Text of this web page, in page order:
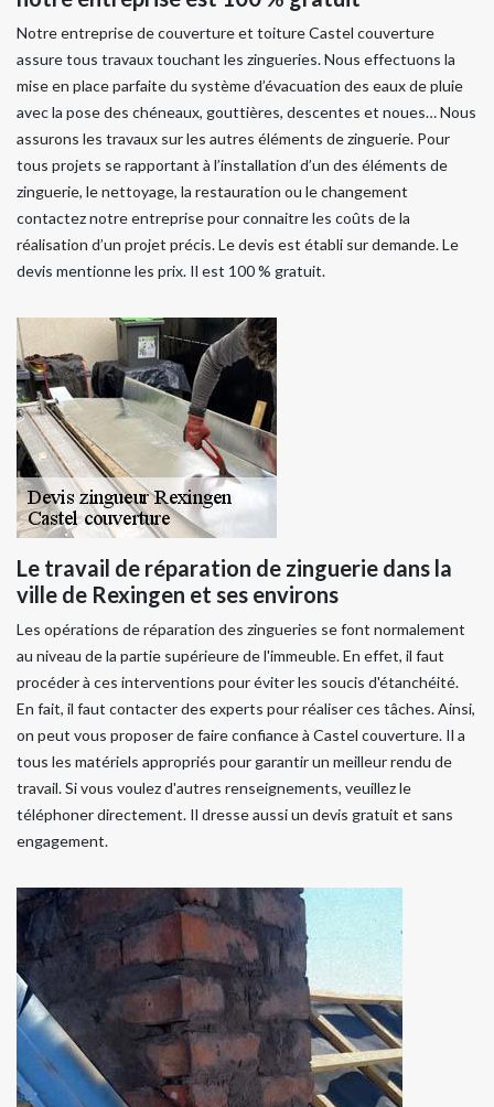
Notre entreprise de couverture et toiture Castel couverture
assure tous travaux touchant les zingueries. Nous effectuons la
mise en place parfaite du système d’évacuation des eaux de pluie
avec la pose des chéneaux, gouttières, descentes et noues… Nous
assurons les travaux sur les autres éléments de zinguerie. Pour
tous projets se rapportant à l’installation d’un des éléments de
zinguerie, le nettoyage, la restauration ou le changement
contactez notre entreprise pour connaitre les coûts de la
réalisation d’un projet précis. Le devis est établi sur demande. Le
devis mentionne les prix. Il est 100 % gratuit.
Le travail de réparation de zinguerie dans la
ville de Rexingen et ses environs
Les opérations de réparation des zingueries se font normalement
au niveau de la partie supérieure de l'immeuble. En effet, il faut
procéder à ces interventions pour éviter les soucis d'étanchéité.
En fait, il faut contacter des experts pour réaliser ces tâches. Ainsi,
on peut vous proposer de faire confiance à Castel couverture. Il a
tous les matériels appropriés pour garantir un meilleur rendu de
travail. Si vous voulez d'autres renseignements, veuillez le
téléphoner directement. Il dresse aussi un devis gratuit et sans
engagement.